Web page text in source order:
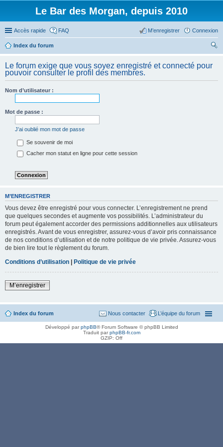
Le Bar des Morgan, depuis 2010
Accès rapide FAQ Connexion
M’enregistrer
Index du forum
her
ch
Le forum exige que vous soyez enregistré et connecté pour
pouvoir consulter le profil des membres.
Nom d’utilisateur :
Mot de passe :
J’ai oublié mon mot de passe
Se souvenir de moi
Cacher mon statut en ligne pour cette session
M’ENREGISTRER
Vous devez être enregistré pour vous connecter. L’enregistrement ne prend
que quelques secondes et augmente vos possibilités. L’administrateur du
forum peut également accorder des permissions additionnelles aux utilisateurs
enregistrés. Avant de vous enregistrer, assurez-vous d’avoir pris connaissance
de nos conditions d’utilisation et de notre politique de vie privée. Assurez-vous
de bien lire tout le règlement du forum.
Conditions d’utilisation | Politique de vie privée
M’enregistrer
Index du forum L’équipe du forum
Nous contacter
Développé parphpBB® Forum Software © phpBB Limited
Traduit parphpBB-fr.com
GZIP: Off